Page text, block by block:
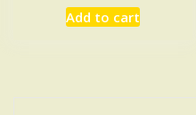
Add to cart